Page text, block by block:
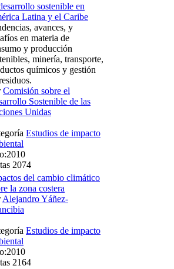
sostenible en
Latina y el Caribe
avances, y
en materia de
y producción
minería, transporte,
químicos y gestión
Comisión sobre el
Sostenible de las
Unidas
Estudios de impacto
2074
del cambio climático
la zona costera
Alejandro Yáñez-
Estudios de impacto
2164